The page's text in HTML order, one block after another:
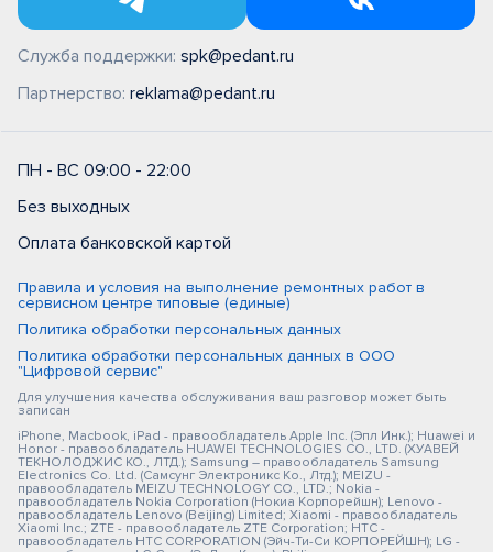
Служба поддержки: spk@pedant.ru
Партнерство: reklama@pedant.ru
ПН - ВС 09:00 - 22:00
Без выходных
Оплата банковской картой
Правила и условия на выполнение ремонтных работ в
сервисном центре типовые (единые)
Политика обработки персональных данных
Политика обработки персональных данных в ООО
"Цифровой сервис"
Для улучшения качества обслуживания ваш разговор может быть
записан
iPhone, Macbook, iPad - правообладатель Apple Inc. (Эпл Инк.); Huawei и
Honor - правообладатель HUAWEI TECHNOLOGIES CO., LTD. (ХУАВЕЙ
ТЕКНОЛОДЖИС КО., ЛТД.); Samsung – правообладатель Samsung
Electronics Co. Ltd. (Самсунг Электроникс Ко., Лтд.); MEIZU -
правообладатель MEIZU TECHNOLOGY CO., LTD.; Nokia -
правообладатель Nokia Corporation (Нокиа Корпорейшн); Lenovo -
правообладатель Lenovo (Beijing) Limited; Xiaomi - правообладатель
Xiaomi Inc.; ZTE - правообладатель ZTE Corporation; HTC -
правообладатель HTC CORPORATION (Эйч-Ти-Си КОРПОРЕЙШН); LG -